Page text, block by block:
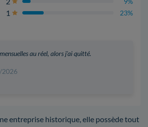
1 23%
au réel, alors j'ai quitté.
2026
entreprise historique, elle possède tout